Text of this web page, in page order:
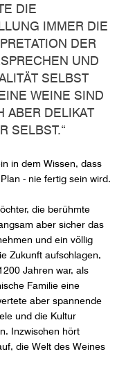
DIE
IMMER DIE
DER
UND
SELBST
WEINE SIND
ABER DELIKAT
SELBST.“
in dem Wissen, dass
- nie fertig sein wird.
die berühmte
aber sicher das
und ein völlig
Zukunft aufschlagen,
Jahren war, als
Familie eine
aber spannende
und die Kultur
Inzwischen hört
die Welt des Weines